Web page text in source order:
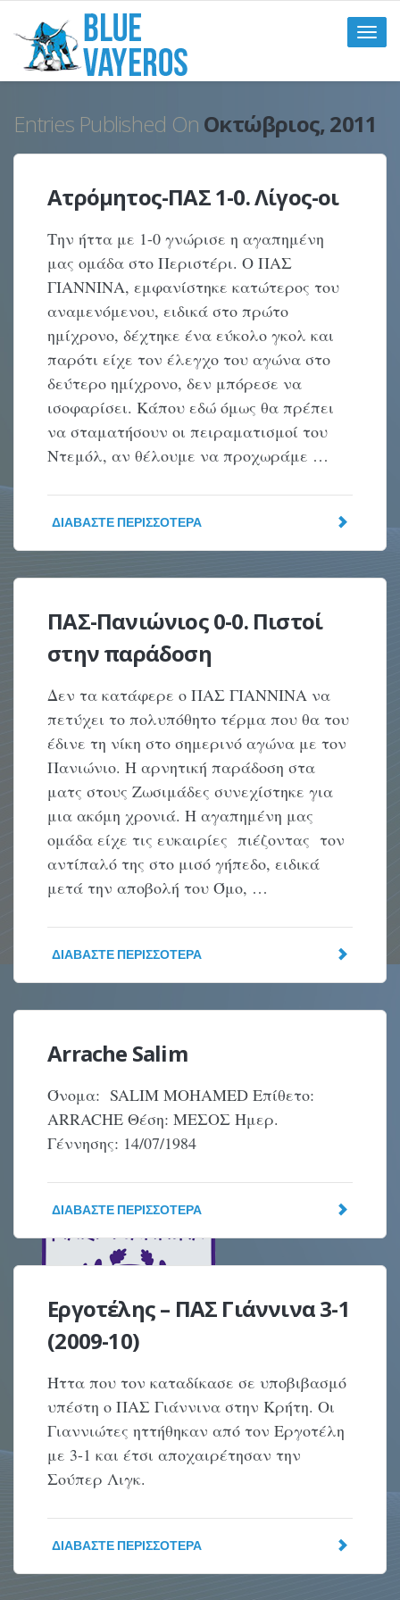
Toggle
Entries Published On Οκτώβριος, 2011
Ατρόμητος-ΠΑΣ 1-0. Λίγος-οι
Την ήττα με 1-0 γνώρισε η αγαπημένη
μας ομάδα στο Περιστέρι. Ο ΠΑΣ
ΓΙΑΝΝΙΝΑ, εμφανίστηκε κατώτερος του
αναμενόμενου, ειδικά στο πρώτο
ημίχρονο, δέχτηκε ένα εύκολο γκολ και
παρότι είχε τον έλεγχο του αγώνα στο
δεύτερο ημίχρονο, δεν μπόρεσε να
ισοφαρίσει. Κάπου εδώ όμως θα πρέπει
να σταματήσουν οι πειραματισμοί του
Ντεμόλ, αν θέλουμε να προχωράμε …
ΔΙΑΒΆΣΤΕ ΠΕΡΙΣΣΌΤΕΡΑ
ΠΑΣ-Πανιώνιος 0-0. Πιστοί
στην παράδοση
Δεν τα κατάφερε ο ΠΑΣ ΓΙΑΝΝΙΝΑ να
πετύχει το πολυπόθητο τέρμα που θα του
έδινε τη νίκη στο σημερινό αγώνα με τον
Πανιώνιο. Η αρνητική παράδοση στα
ματς στους Ζωσιμάδες συνεχίστηκε για
μια ακόμη χρονιά. Η αγαπημένη μας
ομάδα είχε τις ευκαιρίες πιέζοντας τον
αντίπαλό της στο μισό γήπεδο, ειδικά
μετά την αποβολή του Όμο, …
ΔΙΑΒΆΣΤΕ ΠΕΡΙΣΣΌΤΕΡΑ
Arrache Salim
Όνομα: SALIM MOHAMED Επίθετο:
ARRACHE Θέση: ΜΕΣΟΣ Ημερ.
Γέννησης: 14/07/1984
ΔΙΑΒΆΣΤΕ ΠΕΡΙΣΣΌΤΕΡΑ
Εργοτέλης – ΠΑΣ Γιάννινα 3-1
(2009-10)
Ήττα που τον καταδίκασε σε υποβιβασμό
υπέστη ο ΠΑΣ Γιάννινα στην Κρήτη. Οι
Γιαννιώτες ηττήθηκαν από τον Εργοτέλη
με 3-1 και έτσι αποχαιρέτησαν την
Σούπερ Λιγκ.
ΔΙΑΒΆΣΤΕ ΠΕΡΙΣΣΌΤΕΡΑ